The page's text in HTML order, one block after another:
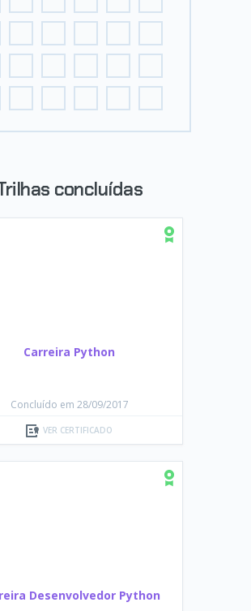
concluídas
Carreira Python
Concluído em 28/09/2017
VER CERTIFICADO
Desenvolvedor Python